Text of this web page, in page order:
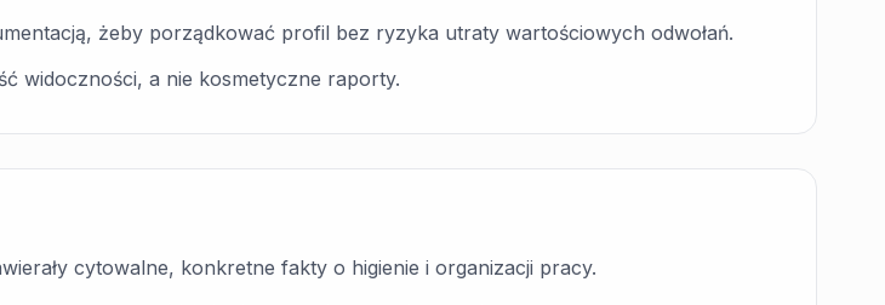
żeby porządkować profil bez ryzyka utraty wartościowych odwołań.
widoczności, a nie kosmetyczne raporty.
cytowalne, konkretne fakty o higienie i organizacji pracy.